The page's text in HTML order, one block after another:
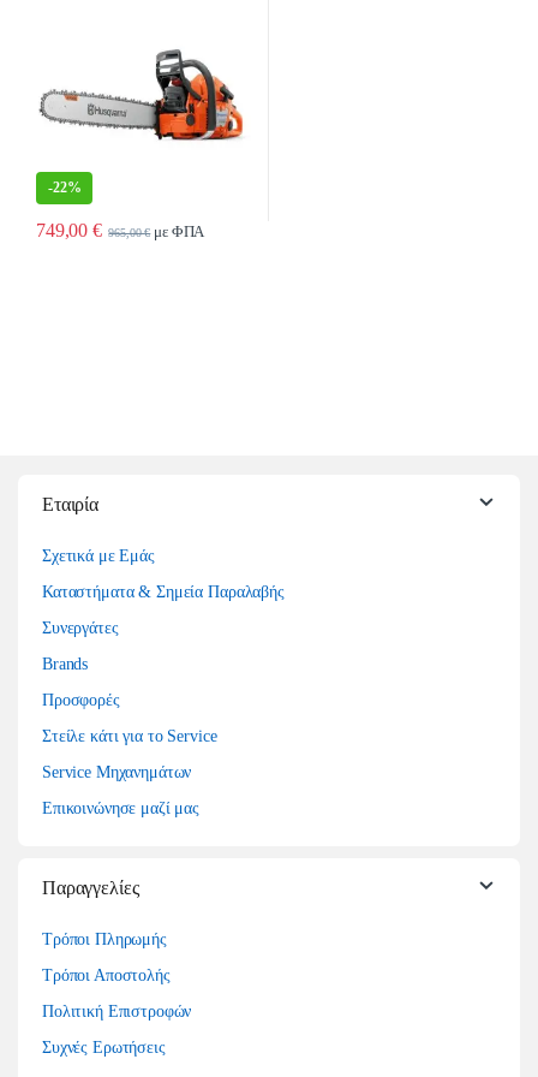
-22%
749,00€ 965,00€με ΦΠΑ
Εταιρία
Σχετικά με Εμάς
Καταστήματα & Σημεία Παραλαβής
Συνεργάτες
Brands
Προσφορές
Στείλε κάτι για το Service
Service Μηχανημάτων
Επικοινώνησε μαζί μας
Παραγγελίες
Τρόποι Πληρωμής
Τρόποι Αποστολής
Πολιτική Επιστροφών
Συχνές Ερωτήσεις